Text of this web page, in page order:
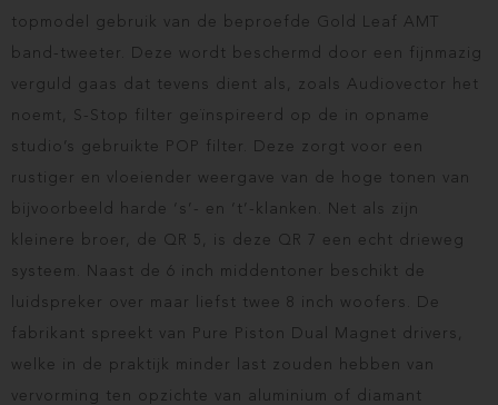
topmodel gebruik van de beproefde Gold Leaf AMT
band-tweeter. Deze wordt beschermd door een fijnmazig
verguld gaas dat tevens dient als, zoals Audiovector het
noemt, S-Stop filter geïnspireerd op de in opname
studio’s gebruikte POP filter. Deze zorgt voor een
rustiger en vloeiender weergave van de hoge tonen van
bijvoorbeeld harde ‘s’- en ‘t’-klanken. Net als zijn
kleinere broer, de QR 5, is deze QR 7 een echt drieweg
systeem. Naast de 6 inch middentoner beschikt de
luidspreker over maar liefst twee 8 inch woofers. De
fabrikant spreekt van Pure Piston Dual Magnet drivers,
welke in de praktijk minder last zouden hebben van
vervorming ten opzichte van aluminium of diamant